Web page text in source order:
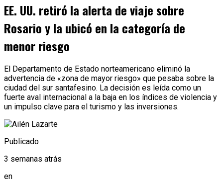
EE. UU. retiró la alerta de viaje sobre
Rosario y la ubicó en la categoría de
menor riesgo
El Departamento de Estado norteamericano eliminó la
advertencia de «zona de mayor riesgo» que pesaba sobre la
ciudad del sur santafesino. La decisión es leída como un
fuerte aval internacional a la baja en los índices de violencia y
un impulso clave para el turismo y las inversiones.
Publicado
3 semanas atrás
en